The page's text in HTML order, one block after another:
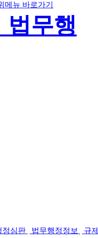
메뉴 바로가기
정심판 법무행정정보 규